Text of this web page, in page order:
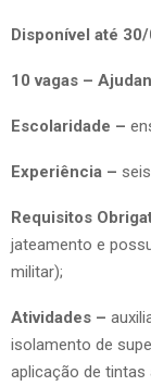
Disponível até
10 vagas –
Escolaridade –
Experiência –
Requisitos
jateamento e
militar);
Atividades –
isolamento de
aplicação de